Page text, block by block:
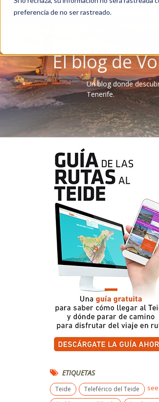
preferencia de no ser rastreado.
El blog de
Un blog donde
Tenerife.
ETIQUETAS
Teide
Teleférico del Teide